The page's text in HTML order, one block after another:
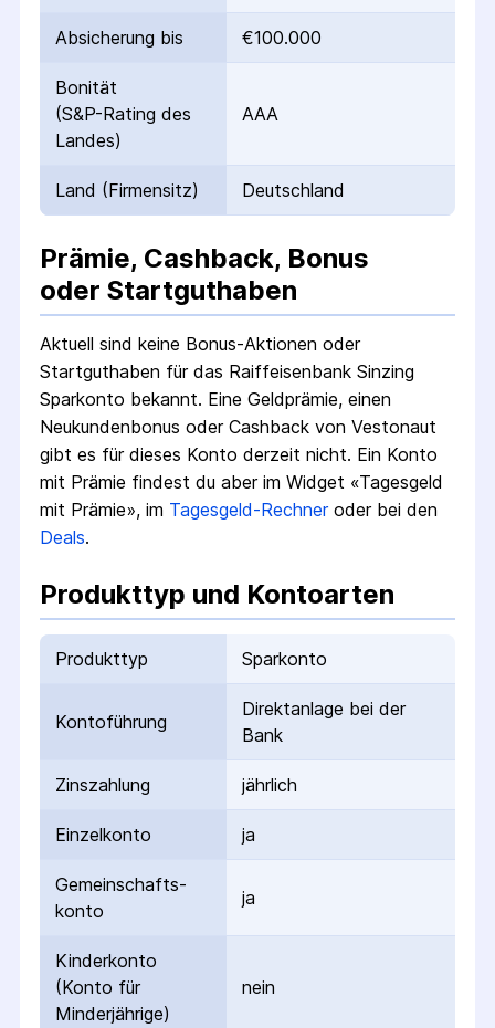
Absicherung bis €100.000
Bonität
(S&P-Rating des
Landes)
AAA
Land (Firmensitz) Deutschland
Prämie, Cashback, Bonus
oder Startguthaben
Aktuell sind keine Bonus-Aktionen oder
Startguthaben für das Raiffeisenbank Sinzing
Sparkonto bekannt. Eine Geldprämie, einen
Neukundenbonus oder Cashback von Vestonaut
gibt es für dieses Konto derzeit nicht. Ein Konto
mit Prämie findest du aber im Widget «Tagesgeld
mit Prämie», im Tagesgeld-Rechneroder bei den
Deals.
Produkttyp und Kontoarten
Produkttyp Sparkonto
Kontoführung
Direktanlage bei der
Bank
Zinszahlung jährlich
Einzelkonto ja
Gemeinschafts­
konto
ja
Kinderkonto
(Konto für
Minderjährige)
nein